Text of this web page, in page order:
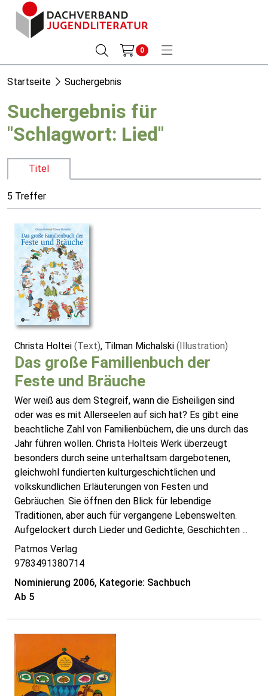
0
Startseite Suchergebnis
Suchergebnis für
"Schlagwort: Lied"
Titel
5 Treffer
Christa Holtei (Text), Tilman Michalski (Illustration)
Das große Familienbuch der
Feste und Bräuche
Wer weiß aus dem Stegreif, wann die Eisheiligen sind
oder was es mit Allerseelen auf sich hat? Es gibt eine
beachtliche Zahl von Familienbüchern, die uns durch das
Jahr führen wollen. Christa Holteis Werk überzeugt
besonders durch seine unterhaltsam dargebotenen,
gleichwohl fundierten kulturgeschichtlichen und
volkskundlichen Erläuterungen von Festen und
Gebräuchen. Sie öffnen den Blick für lebendige
Traditionen, aber auch für vergangene Lebenswelten.
Aufgelockert durch Lieder und Gedichte, Geschichten ...
Patmos Verlag
9783491380714
Nominierung 2006, Kategorie: Sachbuch
Ab 5